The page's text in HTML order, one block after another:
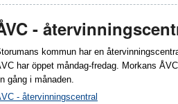
-
kommun har en
har öppet måndag-fredag. Morkans
gång i månaden.
- återvinningscentral